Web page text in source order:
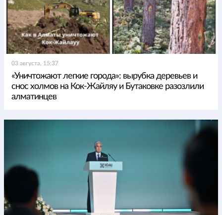
03 августа, 15:37
«Уничтожают легкие города»: вырубка деревьев и
снос холмов на Кок-Жайляу и Бутаковке разозлили
алматинцев